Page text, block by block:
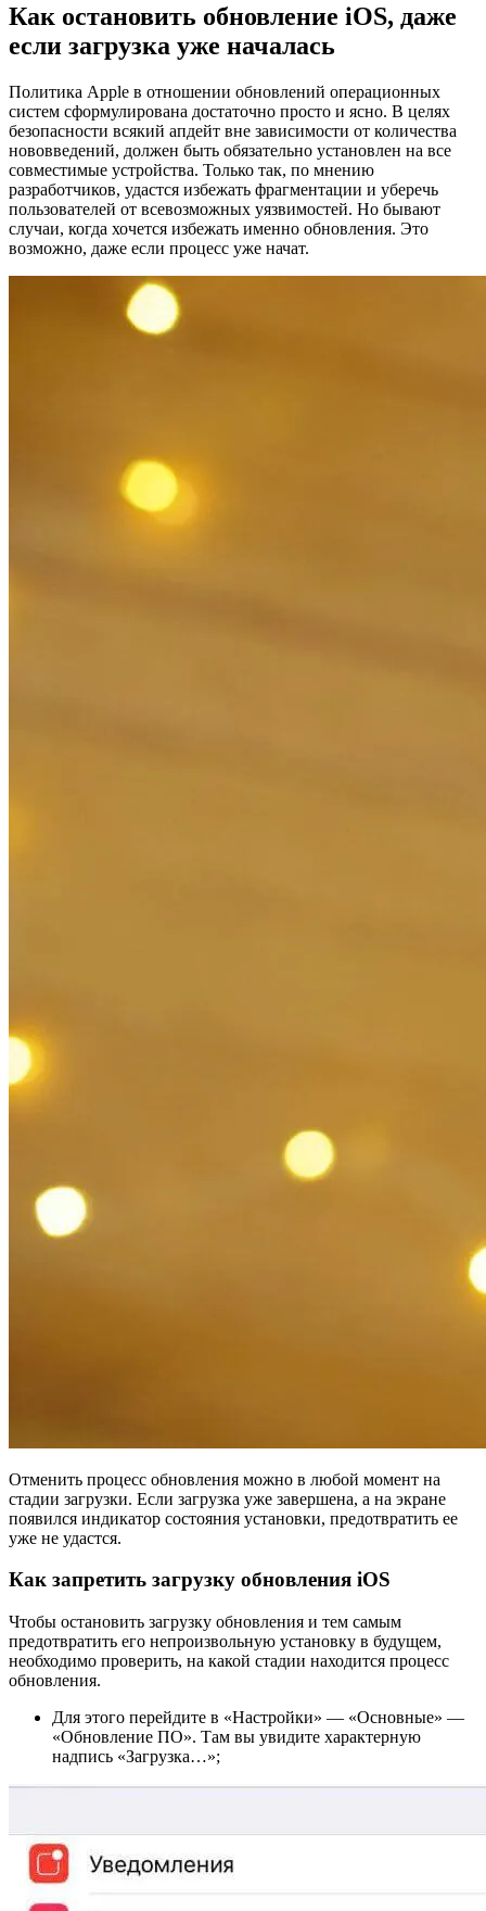
Как остановить обновление iOS, даже
если загрузка уже началась
Политика Apple в отношении обновлений операционных
систем сформулирована достаточно просто и ясно. В целях
безопасности всякий апдейт вне зависимости от количества
нововведений, должен быть обязательно установлен на все
совместимые устройства. Только так, по мнению
разработчиков, удастся избежать фрагментации и уберечь
пользователей от всевозможных уязвимостей. Но бывают
случаи, когда хочется избежать именно обновления. Это
возможно, даже если процесс уже начат.
Отменить процесс обновления можно в любой момент на
стадии загрузки. Если загрузка уже завершена, а на экране
появился индикатор состояния установки, предотвратить ее
уже не удастся.
Как запретить загрузку обновления iOS
Чтобы остановить загрузку обновления и тем самым
предотвратить его непроизвольную установку в будущем,
необходимо проверить, на какой стадии находится процесс
обновления.
Для этого перейдите в «Настройки» — «Основные» —
«Обновление ПО». Там вы увидите характерную
надпись «Загрузка…»;